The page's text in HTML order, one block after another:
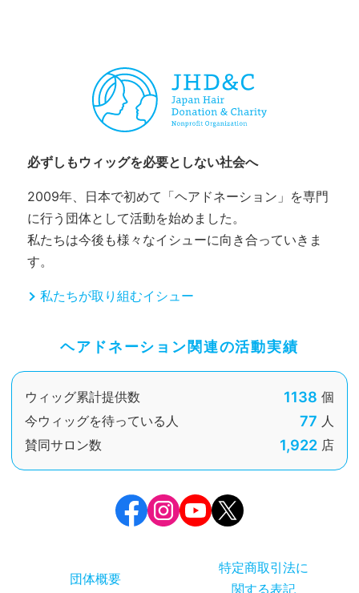
必ずしもウィッグを必要としない社会へ
2009年、日本で初めて「ヘアドネーション」を専門
に行う団体として活動を始めました。
私たちは今後も様々なイシューに向き合っていきま
す。
私たちが取り組むイシュー
ヘアドネーション関連の活動実績
ウィッグ累計提供数 1138 個
今ウィッグを待っている人
77 人
賛同サロン数
1,922 店
団体概要
特定商取引法に
関する表記